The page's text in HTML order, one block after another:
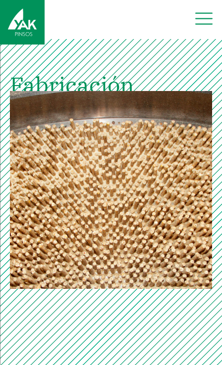
Fabricación
de pienso